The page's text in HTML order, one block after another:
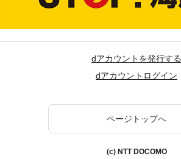
dアカウントを発行する
dアカウントログイン
ページトップへ
(c) NTT DOCOMO